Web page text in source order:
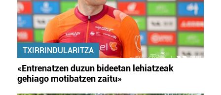
TXIRRINDULARITZA
«Entrenatzen duzun bideetan lehiatzeak
gehiago motibatzen zaitu»